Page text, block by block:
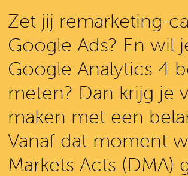
Zet jij remarketing-
Google Ads? En wil
Google Analytics 4
meten? Dan krijg je
maken met een
Vanaf dat moment
Markets Acts (DMA)